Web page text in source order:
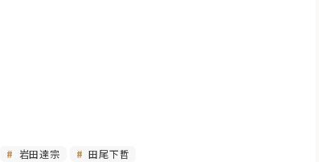
岩田達宗 田尾下哲